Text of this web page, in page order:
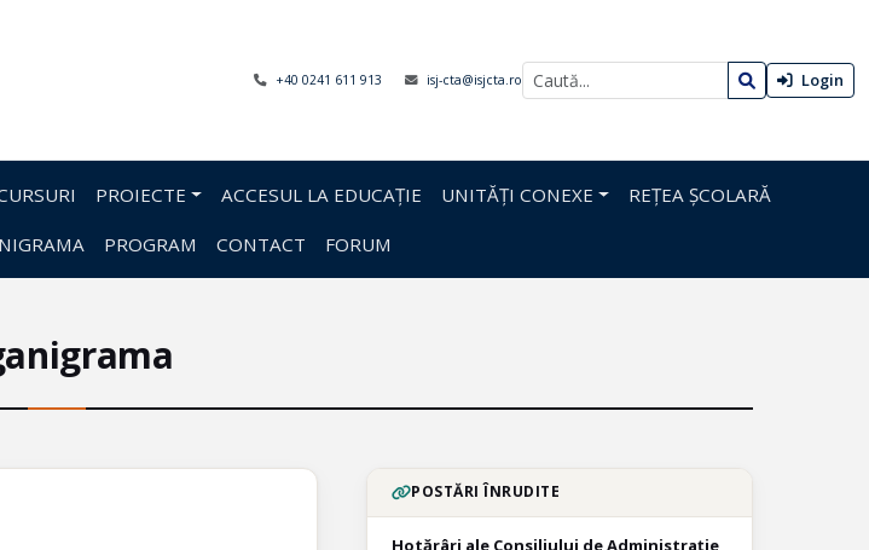
+40 0241 611 913 isj-cta@isjcta.ro Login
PROIECTE ACCESUL LA EDUCAȚIE UNITĂȚI CONEXE REȚEA ȘCOLARĂ
PROGRAM CONTACT FORUM
POSTĂRI ÎNRUDITE
Hotărâri ale Consiliului de Administrație